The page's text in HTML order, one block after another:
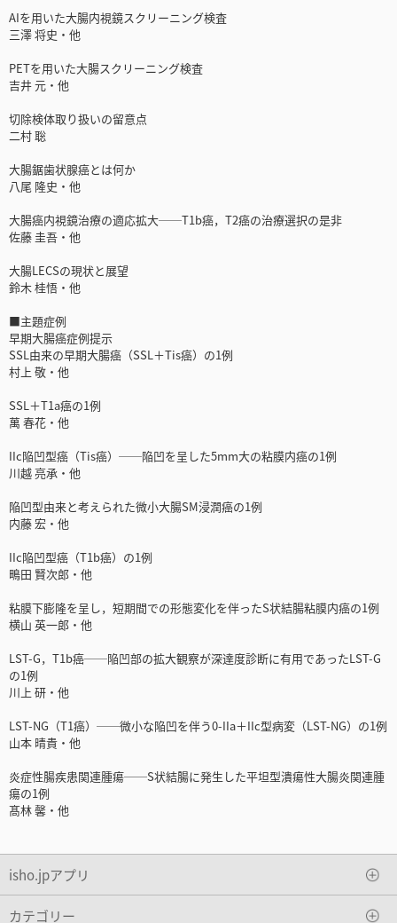
AIを用いた大腸内視鏡スクリーニング検査
三澤 将史・他
PETを用いた大腸スクリーニング検査
吉井 元・他
切除検体取り扱いの留意点
二村 聡
大腸鋸歯状腺癌とは何か
八尾 隆史・他
大腸癌内視鏡治療の適応拡大──T1b癌，T2癌の治療選択の是非
佐藤 圭吾・他
大腸LECSの現状と展望
鈴木 桂悟・他
■主題症例
早期大腸癌症例提示
SSL由来の早期大腸癌（SSL＋Tis癌）の1例
村上 敬・他
SSL＋T1a癌の1例
萬 春花・他
IIc陥凹型癌（Tis癌）──陥凹を呈した5mm大の粘膜内癌の1例
川越 亮承・他
陥凹型由来と考えられた微小大腸SM浸潤癌の1例
内藤 宏・他
IIc陥凹型癌（T1b癌）の1例
鴫田 賢次郎・他
粘膜下膨隆を呈し，短期間での形態変化を伴ったS状結腸粘膜内癌の1例
横山 英一郎・他
LST-G，T1b癌──陥凹部の拡大観察が深達度診断に有用であったLST-G
の1例
川上 研・他
LST-NG（T1癌）──微小な陥凹を伴う0-IIa＋IIc型病変（LST-NG）の1例
山本 晴貴・他
炎症性腸疾患関連腫瘍──S状結腸に発生した平坦型潰瘍性大腸炎関連腫
瘍の1例
髙林 馨・他
isho.jpアプリ
カテゴリー